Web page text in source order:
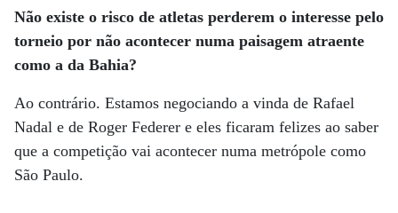
Não existe o risco de atletas perderem o interesse pelo
torneio por não acontecer numa paisagem atraente
como a da Bahia?
Ao contrário. Estamos negociando a vinda de Rafael
Nadal e de Roger Federer e eles ficaram felizes ao saber
que a competição vai acontecer numa metrópole como
São Paulo.